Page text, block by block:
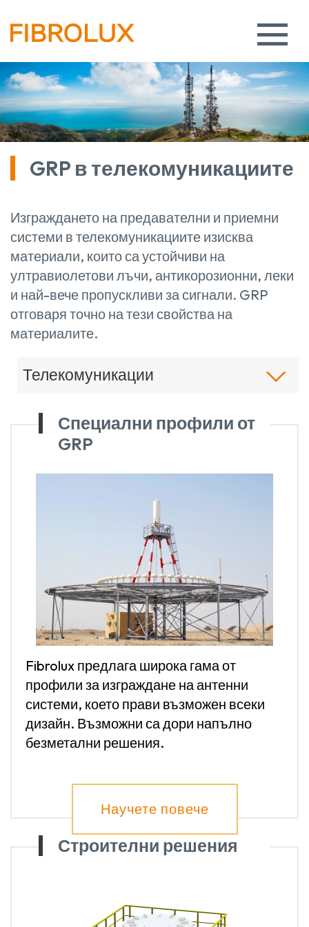
GRP в телекомуникациите
Изграждането на предавателни и приемни
системи в телекомуникациите изисква
материали, които са устойчиви на
ултравиолетови лъчи, антикорозионни, леки
и най-вече пропускливи за сигнали. GRP
отговаря точно на тези свойства на
материалите.
Телекомуникации
Специални профили от
GRP
Fibrolux предлага широка гама от
профили за изграждане на антенни
системи, което прави възможен всеки
дизайн. Възможни са дори напълно
безметални решения.
Научете повече
Строителни решения